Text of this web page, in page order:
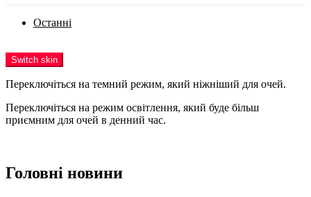
Останні
Switch skin
Переключіться на темний режим, який ніжніший для очей.
Переключіться на режим освітлення, який буде більш
приємним для очей в денний час.
Головні новини